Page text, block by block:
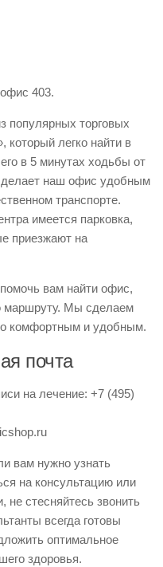
403.
популярных торговых
легко найти в
в 5 минутах ходьбы от
делает наш офис удобным
транспорте.
имеется парковка,
приезжают на
вам найти офис,
маршруту. Мы сделаем
комфортным и удобным.
почта
на лечение: +7 (495)
вам нужно узнать
на консультацию или
не стесняйтесь звонить
всегда готовы
оптимальное
здоровья.